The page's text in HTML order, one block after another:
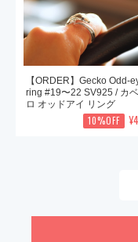
【ORDER】Gecko Odd-
ring #19〜22 SV925 / カ
ロ オッドアイ リング
10%OFF